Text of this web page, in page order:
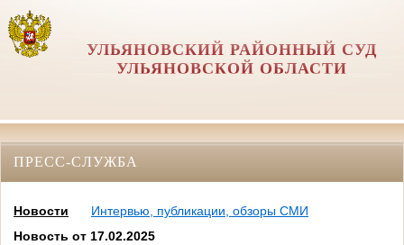
УЛЬЯНОВСКИЙ РАЙОННЫЙ СУД
УЛЬЯНОВСКОЙ ОБЛАСТИ
ПРЕСС-СЛУЖБА
Новости
Интервью, публикации, обзоры СМИ
Новость от 17.02.2025